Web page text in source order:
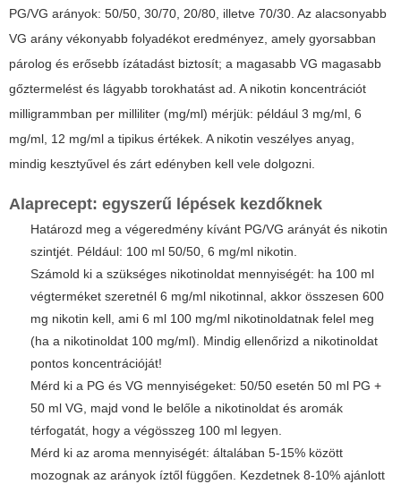
PG/VG arányok: 50/50, 30/70, 20/80, illetve 70/30. Az alacsonyabb
VG arány vékonyabb folyadékot eredményez, amely gyorsabban
párolog és erősebb ízátadást biztosít; a magasabb VG magasabb
gőztermelést és lágyabb torokhatást ad. A nikotin koncentrációt
milligrammban per milliliter (mg/ml) mérjük: például 3 mg/ml, 6
mg/ml, 12 mg/ml a tipikus értékek. A nikotin veszélyes anyag,
mindig kesztyűvel és zárt edényben kell vele dolgozni.
Alaprecept: egyszerű lépések kezdőknek
Határozd meg a végeredmény kívánt PG/VG arányát és nikotin
szintjét. Például: 100 ml 50/50, 6 mg/ml nikotin.
Számold ki a szükséges nikotinoldat mennyiségét: ha 100 ml
végterméket szeretnél 6 mg/ml nikotinnal, akkor összesen 600
mg nikotin kell, ami 6 ml 100 mg/ml nikotinoldatnak felel meg
(ha a nikotinoldat 100 mg/ml). Mindig ellenőrizd a nikotinoldat
pontos koncentrációját!
Mérd ki a PG és VG mennyiségeket: 50/50 esetén 50 ml PG +
50 ml VG, majd vond le belőle a nikotinoldat és aromák
térfogatát, hogy a végösszeg 100 ml legyen.
Mérd ki az aroma mennyiségét: általában 5-15% között
mozognak az arányok íztől függően. Kezdetnek 8-10% ajánlott